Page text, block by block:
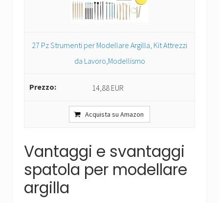
27 Pz Strumenti per Modellare Argilla, Kit Attrezzi
da Lavoro,Modellismo
14,88 EUR
Acquista su Amazon
Vantaggi e svantaggi
spatola per modellare
argilla